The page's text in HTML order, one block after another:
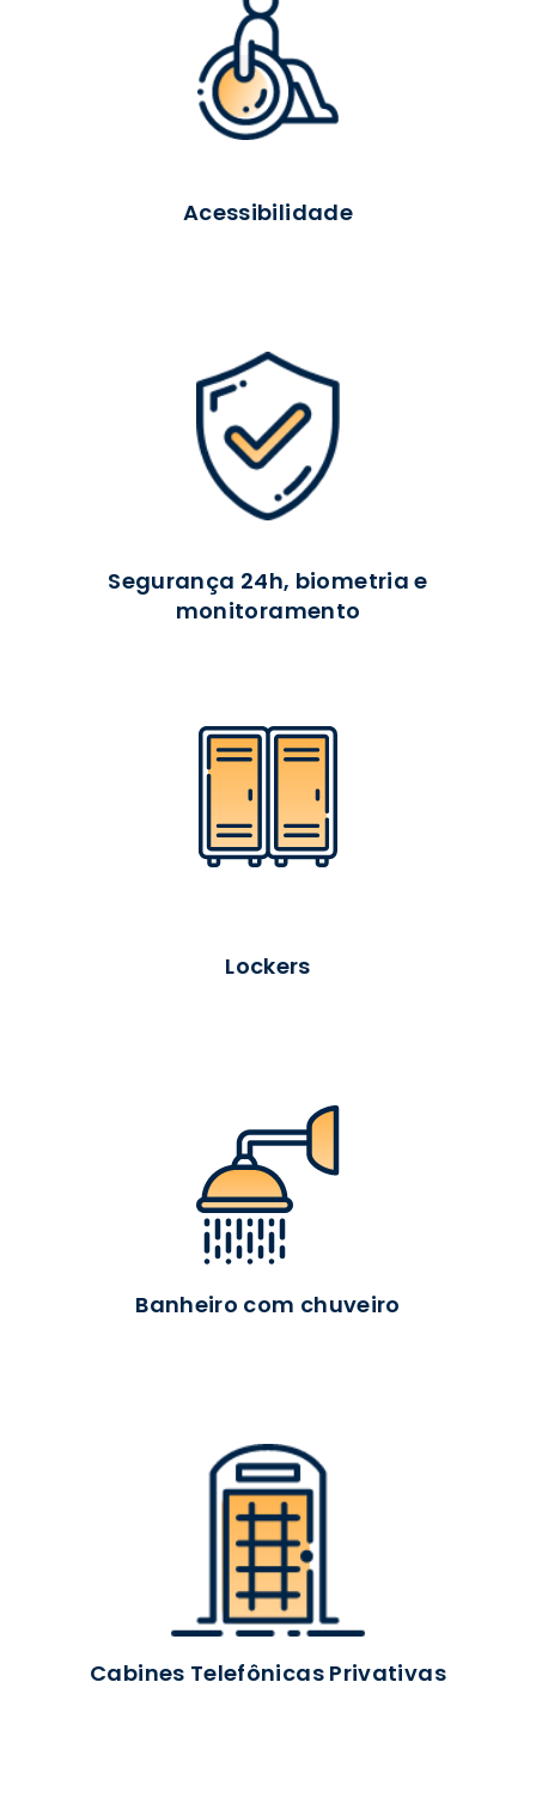
Acessibilidade
Segurança 24h, biometria e
monitoramento
Lockers
Banheiro com chuveiro
Cabines Telefônicas Privativas